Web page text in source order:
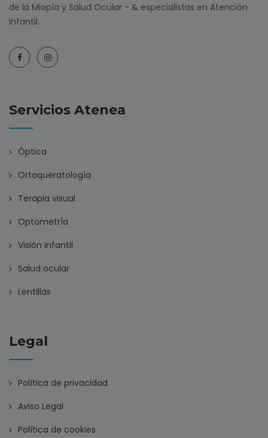
de la Miopía y Salud Ocular - & especialistas en Atención
Infantil.
Servicios Atenea
Óptica
Ortoqueratología
Terapia visual
Optometría
Visión infantil
Salud ocular
Lentillas
Legal
Política de privacidad
Aviso Legal
Política de cookies